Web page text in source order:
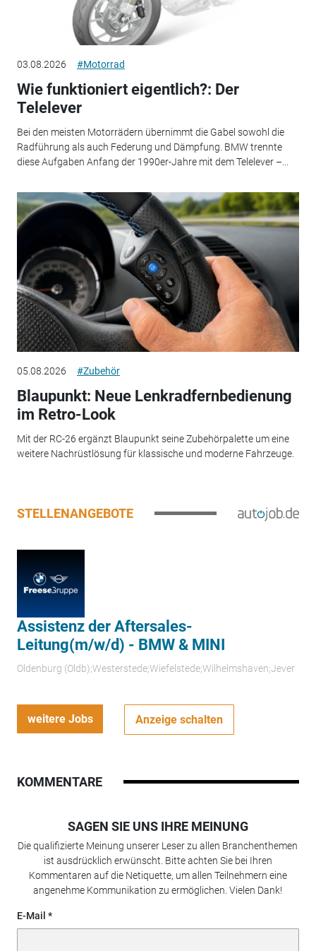
03.08.2026 #Motorrad
Wie funktioniert eigentlich?: Der
Telelever
Bei den meisten Motorrädern übernimmt die Gabel sowohl die
Radführung als auch Federung und Dämpfung. BMW trennte
diese Aufgaben Anfang der 1990er-Jahre mit dem Telelever –...
05.08.2026 #Zubehör
Blaupunkt: Neue Lenkradfernbedienung
im Retro-Look
Mit der RC-26 ergänzt Blaupunkt seine Zubehörpalette um eine
weitere Nachrüstlösung für klassische und moderne Fahrzeuge.
STELLENANGEBOTE
Assistenz der Aftersales-
Leitung(m/w/d) - BMW & MINI
Oldenburg (Oldb);Westerstede;Wiefelstede;Wilhelmshaven;Jever
weitere Jobs Anzeige schalten
KOMMENTARE
SAGEN SIE UNS IHRE MEINUNG
Die qualifizierte Meinung unserer Leser zu allen Branchenthemen
ist ausdrücklich erwünscht. Bitte achten Sie bei Ihren
Kommentaren auf die Netiquette, um allen Teilnehmern eine
angenehme Kommunikation zu ermöglichen. Vielen Dank!
E-Mail